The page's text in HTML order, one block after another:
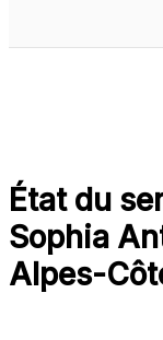
État du
Sophia
Alpes-